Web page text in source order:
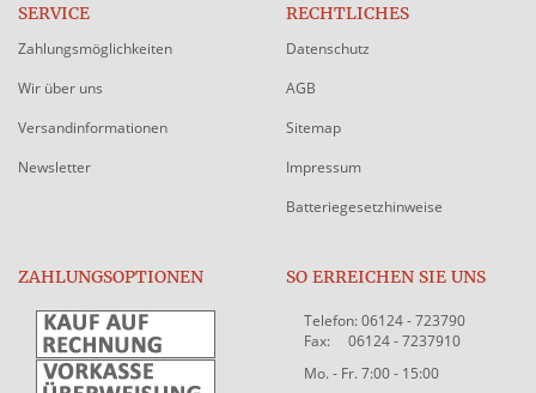
SERVICE
Zahlungsmöglichkeiten
Wir über uns
Versandinformationen
Newsletter
RECHTLICHES
Datenschutz
AGB
Sitemap
Impressum
Batteriegesetzhinweise
ZAHLUNGSOPTIONEN SO ERREICHEN SIE UNS
Telefon: 06124 - 723790
Fax: 06124 - 7237910
Mo. - Fr. 7:00 - 15:00